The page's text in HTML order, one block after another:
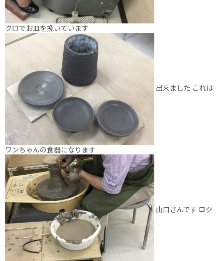
クロでお皿を挽いています
出来ました これは
ワンちゃんの食器になります
山口さんです ロク